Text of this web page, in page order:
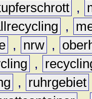
,
,
, nrw ,
,
, ruhrgebiet